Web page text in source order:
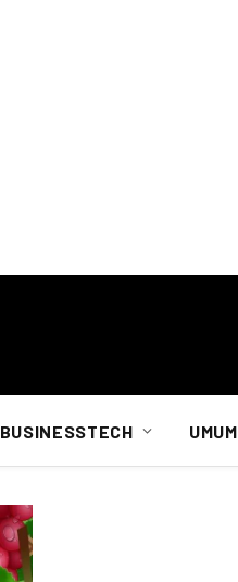
BUSINESSTECH UMUM